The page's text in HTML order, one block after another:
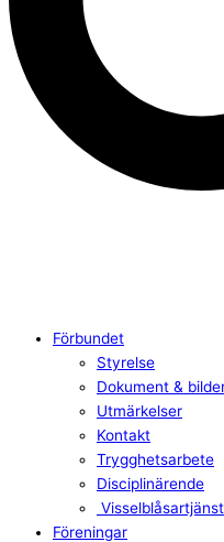
Förbundet
Styrelse
Dokument &
Utmärkelser
Kontakt
Trygghetsarbete
Disciplinärende
Visselblåsartjänst
Föreningar